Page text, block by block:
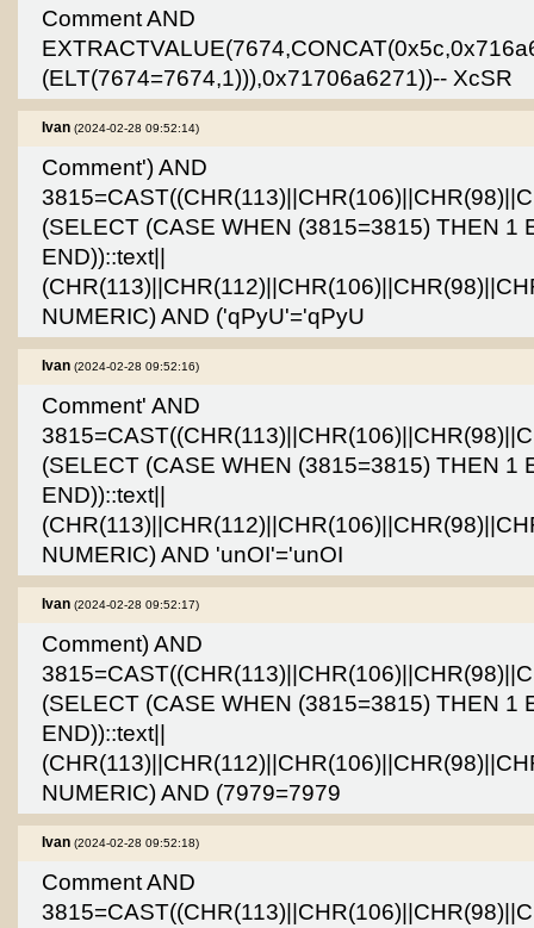
Comment AND
(ELT(7674=7674,1))),0x71706a6271))-- XcSR
Ivan (2024-02-28 09:52:14)
Comment') AND
(SELECT (CASE WHEN (3815=3815) THEN 1
END))::text||
NUMERIC) AND ('qPyU'='qPyU
Ivan (2024-02-28 09:52:16)
Comment' AND
(SELECT (CASE WHEN (3815=3815) THEN 1
END))::text||
NUMERIC) AND 'unOI'='unOI
Ivan (2024-02-28 09:52:17)
Comment) AND
(SELECT (CASE WHEN (3815=3815) THEN 1
END))::text||
NUMERIC) AND (7979=7979
Ivan (2024-02-28 09:52:18)
Comment AND